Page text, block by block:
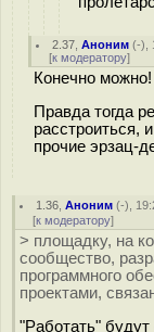
2.37 ,Аноним (-),
[к модератору]
Конечно
Правда тогда
расстроиться,
прочие эрзац-
1.36 ,Аноним (-),
[к модератору]
> площадку, на
сообщество,
программного
проектами,
"Работать"